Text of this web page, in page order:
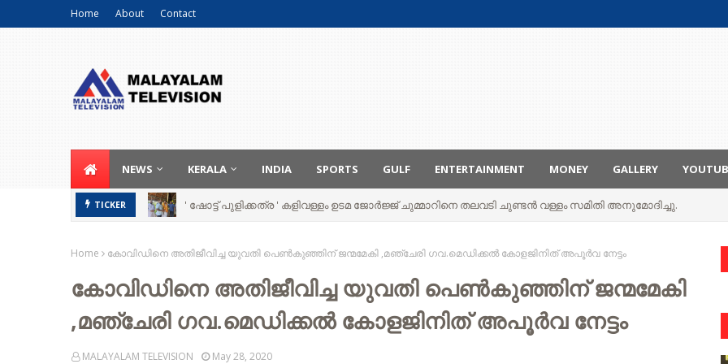
Home About Contact
NEWS KERALA INDIA SPORTS GULF ENTERTAINMENT MONEY GALLERY
TICKER ' ഷോട്ട് പുളിക്കത്ര ' കളിവള്ളം ഉടമ ജോർജ്ജ് ചുമ്മാറിനെ തലവടി ചുണ്ടൻ വള്ളം സമിതി അനുമോദിച്ചു.
Home കോവിഡിനെ അതിജീവിച്ച യുവതി പെണ്‍കുഞ്ഞിന് ജന്മമേകി ,മഞ്ചേരി ഗവ.മെഡിക്കല്‍ കോളജിനിത് അപൂര്‍വ നേട്ടം
കോവിഡിനെ അതിജീവിച്ച യുവതി പെണ്‍കുഞ്ഞിന് ജന്മമേകി
,മഞ്ചേരി ഗവ.മെഡിക്കല്‍ കോളജിനിത് അപൂര്‍വ നേട്ടം
MALAYALAM TELEVISION May 28, 2020